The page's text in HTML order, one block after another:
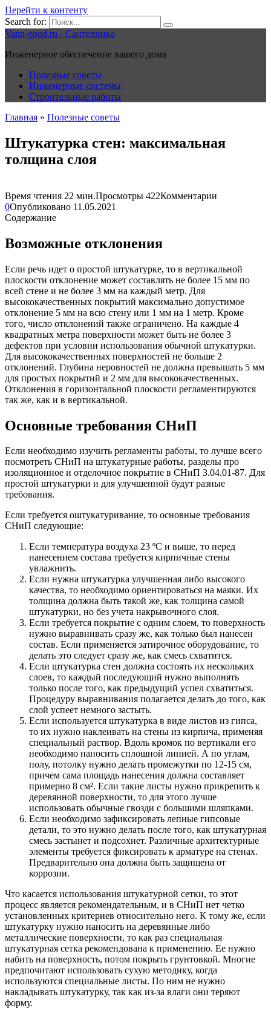
Перейти к контенту
Search for:
Vann-good.ru - Сантехника
Инженерное обеспечение вашего дома
Полезные советы
Инженерные системы
Строительные работы
Главная » Полезные советы
Штукатурка стен: максимальная
толщина слоя
Время чтения 22 мин.Просмотры 422Комментарии
0Опубликовано 11.05.2021
Содержание
Возможные отклонения
Если речь идет о простой штукатурке, то в вертикальной
плоскости отклонение может составлять не более 15 мм по
всей стене и не более 3 мм на каждый метр. Для
высококачественных покрытий максимально допустимое
отклонение 5 мм на всю стену или 1 мм на 1 метр. Кроме
того, число отклонений также ограничено. На каждые 4
квадратных метра поверхности может быть не более 3
дефектов при условии использования обычной штукатурки.
Для высококачественных поверхностей не больше 2
отклонений. Глубина неровностей не должна превышать 5 мм
для простых покрытий и 2 мм для высококачественных.
Отклонения в горизонтальной плоскости регламентируются
так же, как и в вертикальной.
Основные требования СНиП
Если необходимо изучить регламенты работы, то лучше всего
посмотреть СНиП на штукатурные работы, разделы про
изоляционное и отделочное покрытие в СНиП 3.04.01-87. Для
простой штукатурки и для улучшенной будут разные
требования.
Если требуется оштукатуривание, то основные требования
СНиП следующие:
Если температура воздуха 23 ºС и выше, то перед
нанесением состава требуется кирпичные стены
увлажнить.
Если нужна штукатурка улучшенная либо высокого
качества, то необходимо ориентироваться на маяки. Их
толщина должна быть такой же, как толщина самой
штукатурки, но без учета накрывочного слоя.
Если требуется покрытие с одним слоем, то поверхность
нужно выравнивать сразу же, как только был нанесен
состав. Если применяется затирочное оборудование, то
делать это следует сразу же, как смесь схватится.
Если штукатурка стен должна состоять их нескольких
слоев, то каждый последующий нужно выполнять
только после того, как предыдущий успел схватиться.
Процедуру выравнивания полагается делать до того, как
слой успеет немного застыть.
Если используется штукатурка в виде листов из гипса,
то их нужно наклеивать на стены из кирпича, применяя
специальный раствор. Вдоль кромок по вертикали его
необходимо наносить сплошной линией. А по углам,
полу, потолку нужно делать промежутки по 12-15 см,
причем сама площадь нанесения должна составляет
примерно 8 см². Если такие листы нужно прикрепить к
деревянной поверхности, то для этого лучше
использовать обычные гвозди с большими шляпками.
Если необходимо зафиксировать лепные гипсовые
детали, то это нужно делать после того, как штукатурная
смесь застынет и подсохнет. Различные архитектурные
элементы требуется фиксировать к арматуре на стенах.
Предварительно она должна быть защищена от
коррозии.
Что касается использования штукатурной сетки, то этот
процесс является рекомендательным, и в СНиП нет четко
установленных критериев относительно него. К тому же, если
штукатурку нужно наносить на деревянные либо
металлические поверхности, то как раз специальная
штукатурная сетка рекомендована к применению. Ее нужно
набить на поверхность, потом покрыть грунтовкой. Многие
предпочитают использовать сухую методику, когда
используются специальные листы. По ним не нужно
накладывать штукатурку, так как из-за влаги они теряют
форму.